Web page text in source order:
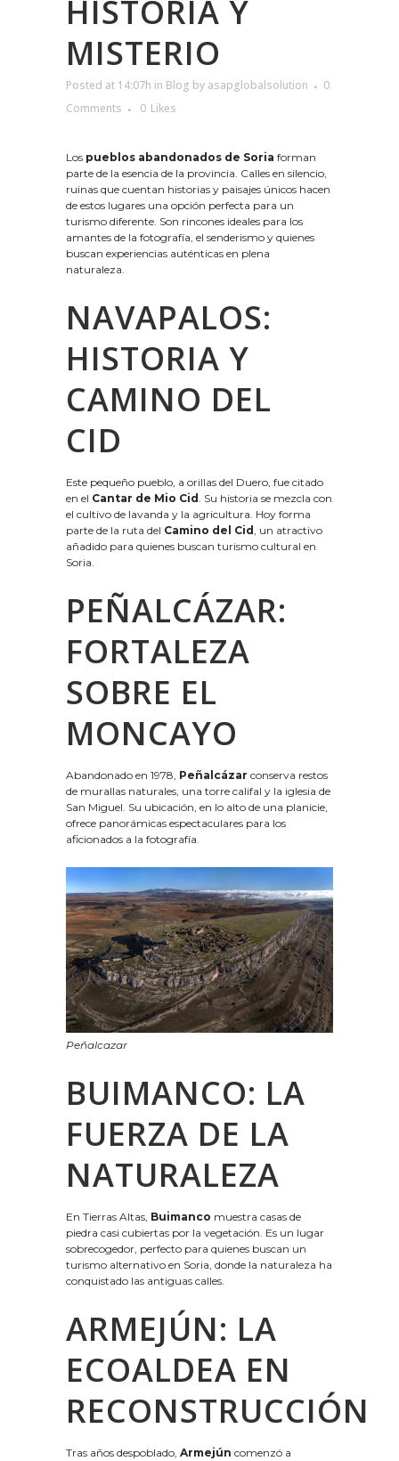
HISTORIA Y
MISTERIO
Posted at 14:07h in Blog by asapglobalsolution
0
Comments
0 Likes
Los pueblos abandonados de Soria forman
parte de la esencia de la provincia. Calles en silencio,
ruinas que cuentan historias y paisajes únicos hacen
de estos lugares una opción perfecta para un
turismo diferente. Son rincones ideales para los
amantes de la fotografía, el senderismo y quienes
buscan experiencias auténticas en plena
naturaleza.
NAVAPALOS:
HISTORIA Y
CAMINO DEL
CID
Este pequeño pueblo, a orillas del Duero, fue citado
en el Cantar de Mio Cid . Su historia se mezcla con
el cultivo de lavanda y la agricultura. Hoy forma
parte de la ruta del Camino del Cid , un atractivo
añadido para quienes buscan turismo cultural en
Soria.
PEÑALCÁZAR:
FORTALEZA
SOBRE EL
MONCAYO
Abandonado en 1978, Peñalcázar conserva restos
de murallas naturales, una torre califal y la iglesia de
San Miguel. Su ubicación, en lo alto de una planicie,
ofrece panorámicas espectaculares para los
aficionados a la fotografía.
Peñalcazar
BUIMANCO: LA
FUERZA DE LA
NATURALEZA
En Tierras Altas, Buimanco muestra casas de
piedra casi cubiertas por la vegetación. Es un lugar
sobrecogedor, perfecto para quienes buscan un
turismo alternativo en Soria, donde la naturaleza ha
conquistado las antiguas calles.
ARMEJÚN: LA
ECOALDEA EN
RECONSTRUCCIÓN
Tras años despoblado, Armejún comenzó a